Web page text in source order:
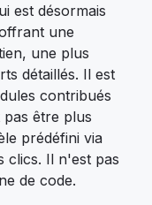
est désormais
une
une plus
détaillés. Il est
contribués
être plus
prédéfini via
clics. Il n'est pas
de code.